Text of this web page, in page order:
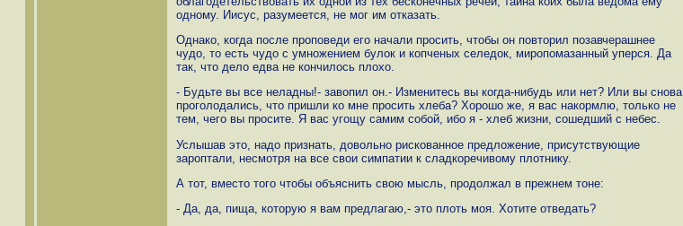
одному. Иисус, разумеется, не мог им отказать.
Однако, когда после проповеди его начали просить, чтобы он повторил позавчерашнее
чудо, то есть чудо с умножением булок и копченых селедок, миропомазанный уперся. Да
так, что дело едва не кончилось плохо.
- Будьте вы все неладны!- завопил он.- Изменитесь вы когда-нибудь или нет? Или вы снова
проголодались, что пришли ко мне просить хлеба? Хорошо же, я вас накормлю, только не
тем, чего вы просите. Я вас угощу самим собой, ибо я - хлеб жизни, сошедший с небес.
Услышав это, надо признать, довольно рискованное предложение, присутствующие
зароптали, несмотря на все свои симпатии к сладкоречивому плотнику.
А тот, вместо того чтобы объяснить свою мысль, продолжал в прежнем тоне:
- Да, да, пища, которую я вам предлагаю,- это плоть моя. Хотите отведать?